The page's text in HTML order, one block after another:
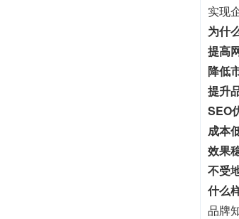
实现
为什
提高
降低
提升
SEO
成本
效果
不受
什么
品牌